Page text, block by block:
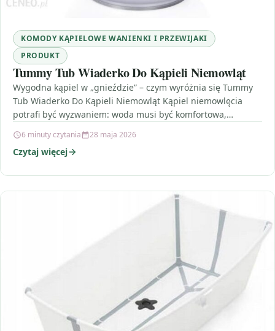
KOMODY KĄPIELOWE WANIENKI I PRZEWIJAKI
PRODUKT
Tummy Tub Wiaderko Do Kąpieli Niemowląt
Wygodna kąpiel w „gnieździe” – czym wyróżnia się Tummy
Tub Wiaderko Do Kąpieli Niemowląt Kąpiel niemowlęcia
potrafi być wyzwaniem: woda musi być komfortowa,
6 minuty czytania 28 maja 2026
Czytaj więcej